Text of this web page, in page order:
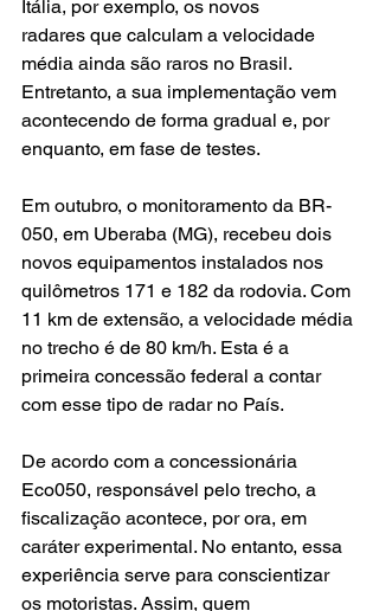
Itália, por exemplo, os novos
radares que calculam a velocidade
média ainda são raros no Brasil.
Entretanto, a sua implementação vem
acontecendo de forma gradual e, por
enquanto, em fase de testes.
Em outubro, o monitoramento da BR-
050, em Uberaba (MG), recebeu dois
novos equipamentos instalados nos
quilômetros 171 e 182 da rodovia. Com
11 km de extensão, a velocidade média
no trecho é de 80 km/h. Esta é a
primeira concessão federal a contar
com esse tipo de radar no País.
De acordo com a concessionária
Eco050, responsável pelo trecho, a
fiscalização acontece, por ora, em
caráter experimental. No entanto, essa
experiência serve para conscientizar
os motoristas. Assim, quem